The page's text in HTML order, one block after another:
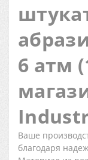
6 атм
Ваше
благодаря